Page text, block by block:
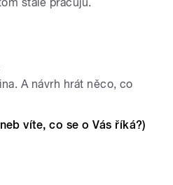
A návrh hrát něco, co
víte, co se o Vás říká?)